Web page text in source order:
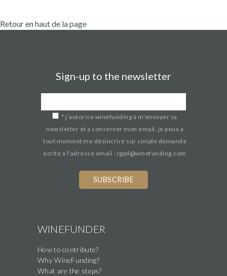
Retour en haut de la page
Sign-up to the newsletter
* j’autorise winefunding à m'envoyer sa
newsletter et à conserver mon email. je peux à
tout moment me désincrire sur simple demande
écrite à l'adresse email : rgpd@winefunding.com
this
field
WINEFUNDER
How to contribute?
Why WineFunding?
What are the steps?